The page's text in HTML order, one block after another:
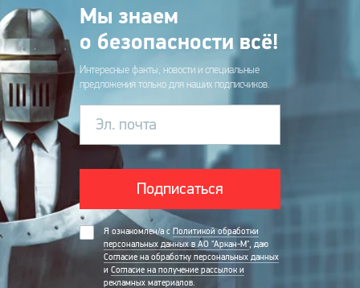
Мы знаем
о безопасности всё!
Интересные факты, новости и специальные
предложения только для наших подписчиков.
Эл. почта
Подписаться
Я ознакомлен/а с Политикой обработки
персональных данных в АО "Аркан-М", даю
Согласие на обработку персональных данных
и Согласие на получение рассылок и
рекламных материалов.